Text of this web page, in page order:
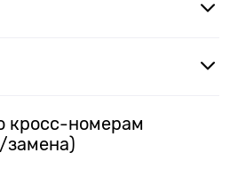
кросс-номерам
замена)